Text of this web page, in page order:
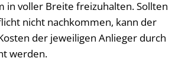
in voller Breite freizuhalten. Sollten
nicht nachkommen, kann der
der jeweiligen Anlieger durch
werden.